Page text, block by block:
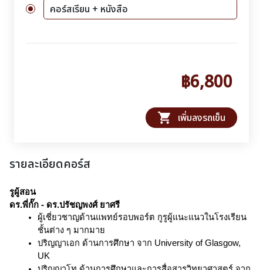
คอร์สเรียน + หนังสือ
฿6,800
shopping_cart เพิ่มลงรถเข็น
รายละเอียดคอร์ส
รูผู้สอน
ดร.พี่กั๊ก - ดร.ปรัชญพงศ์ ยาศรี
ผู้เชี่ยวชาญด้านแพทย์รอบพอร์ต กูรูผู้แนะแนวในโรงเรียน
ชั้นต่าง ๆ มากมาย
ปริญญาเอก ด้านการศึกษา จาก University of Glasgow,
UK